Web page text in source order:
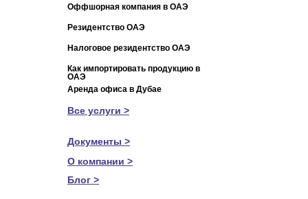
Налоговое резидентство ОАЭ
Оффшорная компания в ОАЭ
Аренда офиса в Дубае
Как импортировать продукцию в
ОАЭ
Резидентство ОАЭ
Все услуги >
Документы >
О компании >
Блог >